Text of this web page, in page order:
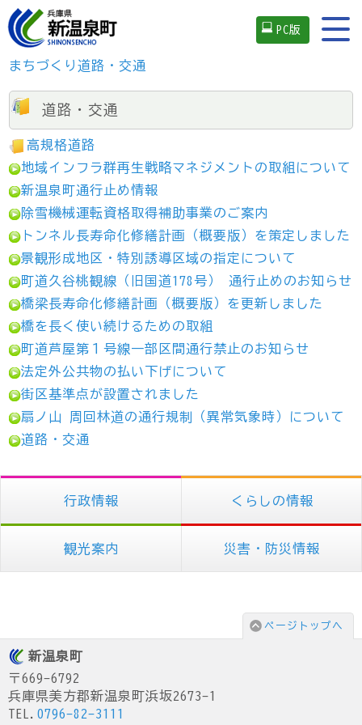
PC版
まちづくり道路・交通
道路・交通
高規格道路
地域インフラ群再生戦略マネジメントの取組について
新温泉町通行止め情報
除雪機械運転資格取得補助事業のご案内
トンネル長寿命化修繕計画（概要版）を策定しました
景観形成地区・特別誘導区域の指定について
町道久谷桃観線（旧国道178号） 通行止めのお知らせ
橋梁長寿命化修繕計画（概要版）を更新しました
橋を長く使い続けるための取組
町道芦屋第１号線一部区間通行禁止のお知らせ
法定外公共物の払い下げについて
街区基準点が設置されました
扇ノ山 周回林道の通行規制（異常気象時）について
道路・交通
行政情報 くらしの情報
観光案内 災害・防災情報
ページトップへ
新温泉町
〒669-6792
兵庫県美方郡新温泉町浜坂2673-1
TEL. 0796-82-3111